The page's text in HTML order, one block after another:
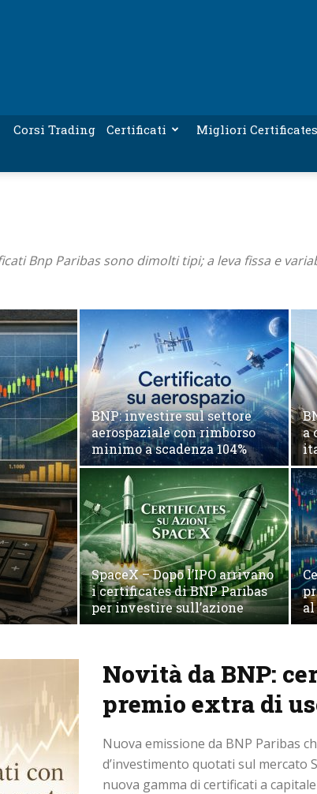
Corsi Trading Certificati
Migliori Certificates
Bnp Paribas sono dimolti tipi; a leva fissa e
BNP: investire sul settore
aerospaziale con rimborso
minimo a scadenza 104%
a
SpaceX – Dopo l’IPO arrivano
i certificates di BNP Paribas
per investire sull’azione
al
Novità da BNP:
premio extra di
Nuova emissione da BNP Paribas
d’investimento quotati sul mercato
nuova gamma di certificati a